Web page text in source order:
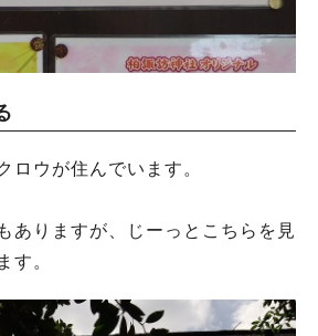
ロウが住んでいます。
ありますが、じーっとこちらを見
す。